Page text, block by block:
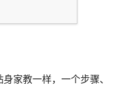
家教一样，一个步骤、